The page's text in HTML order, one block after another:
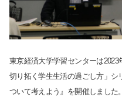
東京経済大学学習センターは
切り拓く学生生活の過ごし方」シ
ついて考えよう』を開催しました。